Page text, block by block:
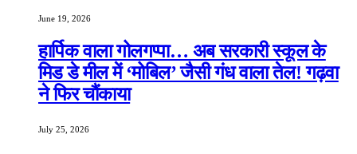
June 19, 2026
हार्पिक वाला गोलगप्पा… अब सरकारी स्कूल के
मिड डे मील में ‘मोबिल’ जैसी गंध वाला तेल! गढ़वा
ने फिर चौंकाया
July 25, 2026